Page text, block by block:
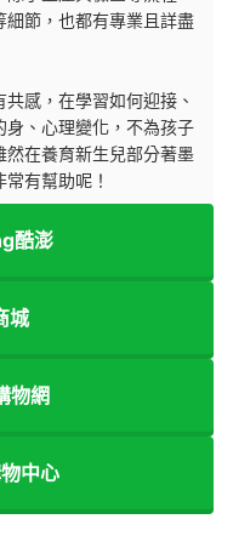
節，也都有專業且詳盡
感，在學習如何迎接、
、心理變化，不為孩子
在養育新生兒部分著墨
有幫助呢！
酷澎
城
物網
中心